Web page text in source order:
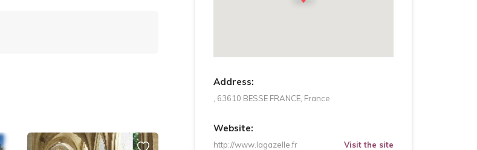
Address:
, 63610 BESSE FRANCE, France
Website:
http://www.lagazelle.fr Visit the site